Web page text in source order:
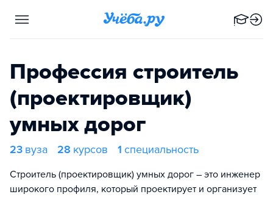
Профессия строитель
(проектировщик)
умных дорог
23 вуза 28 курсов 1 специальность
Строитель (проектировщик) умных дорог – это инженер
широкого профиля, который проектирует и организует